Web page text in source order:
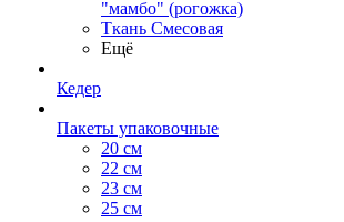
"мамбо" (рогожка)
Ткань Смесовая
Ещё
Кедер
Пакеты упаковочные
20 см
22 см
23 см
25 см